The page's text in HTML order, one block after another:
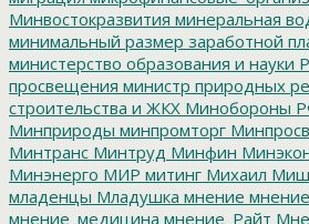
Минвостокразвития минеральная
минимальный размер заработной
министерство образования и науки
просвещения министр природных
строительства и ЖКХ Минобороны
Минприроды минпромторг
Минтранс Минтруд Минфин
Минэнерго МИР митинг Михаил
младенцы Младушка мнение
мнение_медицина мнение_Райт